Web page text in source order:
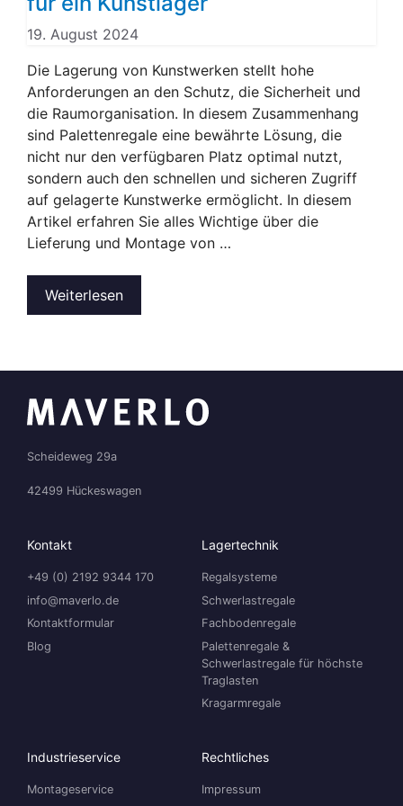
19. August 2024
Die Lagerung von Kunstwerken stellt hohe
Anforderungen an den Schutz, die Sicherheit und
die Raumorganisation. In diesem Zusammenhang
sind Palettenregale eine bewährte Lösung, die
nicht nur den verfügbaren Platz optimal nutzt,
sondern auch den schnellen und sicheren Zugriff
auf gelagerte Kunstwerke ermöglicht. In diesem
Artikel erfahren Sie alles Wichtige über die
Lieferung und Montage von …
Weiterlesen
Scheideweg 29a
42499 Hückeswagen
Kontakt
+49 (0) 2192 9344 170
info@maverlo.de
Kontaktformular
Blog
Lagertechnik
Regalsysteme
Schwerlastregale
Fachbodenregale
Palettenregale &
Schwerlastregale für höchste
Traglasten
Kragarmregale
Industrieservice
Montageservice
Rechtliches
Impressum